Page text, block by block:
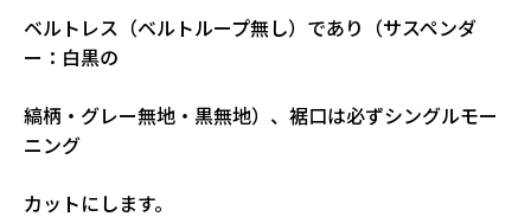
ベルトレス（ベルトループ無し）であり（サスペンダ
ー：白黒の
縞柄・グレー無地・黒無地）、裾口は必ずシングルモー
ニング
カットにします。